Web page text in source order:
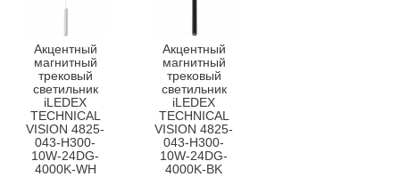
Акцентный
магнитный
трековый
светильник
iLEDEX
TECHNICAL
VISION 4825-
043-H300-
10W-24DG-
4000K-WH
Акцентный
магнитный
трековый
светильник
iLEDEX
TECHNICAL
VISION 4825-
043-H300-
10W-24DG-
4000K-BK